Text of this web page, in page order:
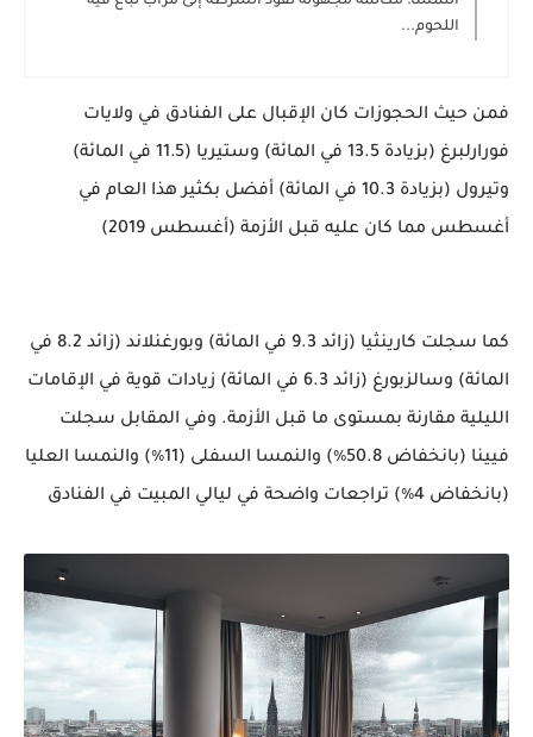
اللحوم...
فمن حيث الحجوزات كان الإقبال على الفنادق في ولايات
فورارلبرغ (بزيادة 13.5 في المائة) وستيريا (11.5 في المائة)
وتيرول (بزيادة 10.3 في المائة) أفضل بكثير هذا العام في
أغسطس مما كان عليه قبل الأزمة (أغسطس 2019)
كما سجلت كارينثيا (زائد 9.3 في المائة) وبورغنلاند (زائد 8.2 في
المائة) وسالزبورغ (زائد 6.3 في المائة) زيادات قوية في الإقامات
الليلية مقارنة بمستوى ما قبل الأزمة. وفي المقابل سجلت
فيينا (بانخفاض 50.8٪) والنمسا السفلى (11٪) والنمسا العليا
(بانخفاض 4٪) تراجعات واضحة في ليالي المبيت في الفنادق